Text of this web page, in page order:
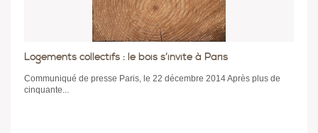
Logements collectifs : le bois s’invite à Paris
Communiqué de presse Paris, le 22 décembre 2014 Après plus de
cinquante...